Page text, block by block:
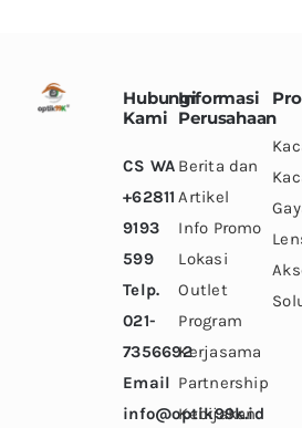
Hubungi
Kami
CS WA
+62811
9193
599
Telp.
021-
7356692
Email
info@optik99k.id
Informasi
Perusahaan
Berita dan
Artikel
Info Promo
Lokasi
Outlet
Program
Kerjasama
Partnership
Kebijakan